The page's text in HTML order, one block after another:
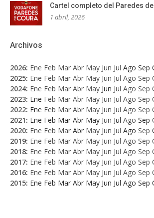
Cartel completo del Paredes
1 abril, 2026
Archivos
2026: Ene Feb Mar Abr May Jun Jul Ago Sep
2025: Ene Feb Mar Abr May Jun Jul Ago Sep
2024: Ene Feb Mar Abr May Jun Jul Ago Sep
2023: Ene Feb Mar Abr May Jun Jul Ago Sep
2022: Ene Feb Mar Abr May Jun Jul Ago Sep
2021: Ene Feb Mar Abr May Jun Jul Ago Sep
2020: Ene Feb Mar Abr May Jun Jul Ago Sep
2019: Ene Feb Mar Abr May Jun Jul Ago Sep
2018: Ene Feb Mar Abr May Jun Jul Ago Sep
2017: Ene Feb Mar Abr May Jun Jul Ago Sep
2016: Ene Feb Mar Abr May Jun Jul Ago Sep
2015: Ene Feb Mar Abr May Jun Jul Ago Sep